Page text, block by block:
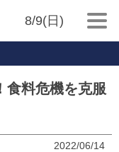
8/9(日)
食料危機を克服
2022/06/14